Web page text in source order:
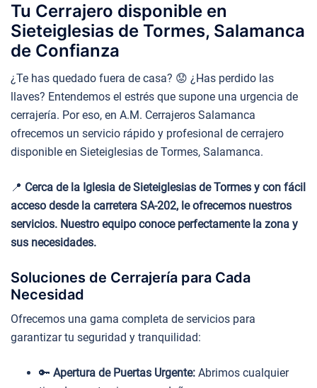
Tu Cerrajero disponible en
Sieteiglesias de Tormes, Salamanca
de Confianza
¿Te has quedado fuera de casa? 😟 ¿Has perdido las
llaves? Entendemos el estrés que supone una urgencia de
cerrajería. Por eso, en A.M. Cerrajeros Salamanca
ofrecemos un servicio rápido y profesional de cerrajero
disponible en Sieteiglesias de Tormes, Salamanca.
📍 Cerca de la Iglesia de Sieteiglesias de Tormes y con fácil
acceso desde la carretera SA-202, le ofrecemos nuestros
servicios. Nuestro equipo conoce perfectamente la zona y
sus necesidades.
Soluciones de Cerrajería para Cada
Necesidad
Ofrecemos una gama completa de servicios para
garantizar tu seguridad y tranquilidad:
🔑 Apertura de Puertas Urgente: Abrimos cualquier